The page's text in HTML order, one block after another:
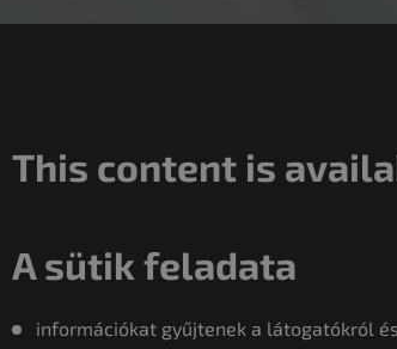
This content is
A sütik feladata
információkat gyűjtenek a látogatókról